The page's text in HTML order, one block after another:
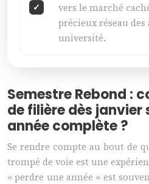
vers le marché
précieux réseau
université.
Semestre Rebond :
de filière dès janvier
année complète ?
Se rendre compte au bout de
trompé de voie est une
« perdre une année » est